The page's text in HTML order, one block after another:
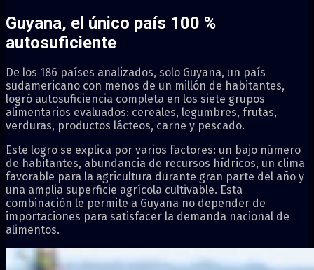
Guyana, el único país 100 %
autosuficiente
De los 186 países analizados, solo Guyana, un país
sudamericano con menos de un millón de habitantes,
logró autosuficiencia completa en los siete grupos
alimentarios evaluados: cereales, legumbres, frutas,
verduras, productos lácteos, carne y pescado.
Este logro se explica por varios factores: un bajo número
de habitantes, abundancia de recursos hídricos, un clima
favorable para la agricultura durante gran parte del año y
una amplia superficie agrícola cultivable. Esta
combinación le permite a Guyana no depender de
importaciones para satisfacer la demanda nacional de
alimentos.